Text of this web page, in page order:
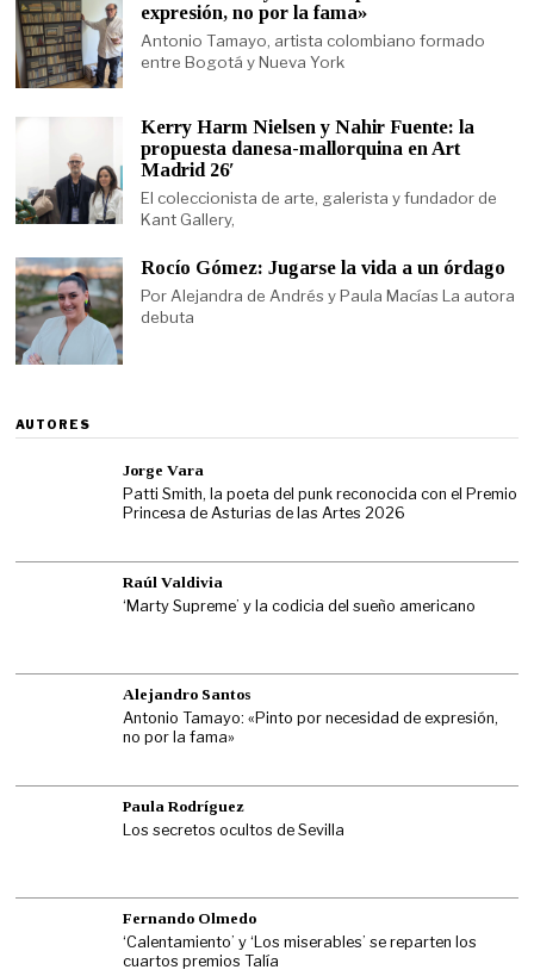
expresión, no por la fama»
Antonio Tamayo, artista colombiano formado
entre Bogotá y Nueva York
Kerry Harm Nielsen y Nahir Fuente: la
propuesta danesa-mallorquina en Art
Madrid 26′
El coleccionista de arte, galerista y fundador de
Kant Gallery,
Rocío Gómez: Jugarse la vida a un órdago
Por Alejandra de Andrés y Paula Macías La autora
debuta
AUTORES
Jorge Vara
Patti Smith, la poeta del punk reconocida con el Premio
Princesa de Asturias de las Artes 2026
Raúl Valdivia
‘Marty Supreme’ y la codicia del sueño americano
Alejandro Santos
Antonio Tamayo: «Pinto por necesidad de expresión,
no por la fama»
Paula Rodríguez
Los secretos ocultos de Sevilla
Fernando Olmedo
‘Calentamiento’ y ‘Los miserables’ se reparten los
cuartos premios Talía